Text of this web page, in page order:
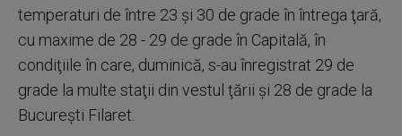
temperaturi de între 23 şi 30 de grade în întrega ţară,
cu maxime de 28 - 29 de grade în Capitală, în
condiţiile în care, duminică, s-au înregistrat 29 de
grade la multe staţii din vestul ţării şi 28 de grade la
Bucureşti Filaret.